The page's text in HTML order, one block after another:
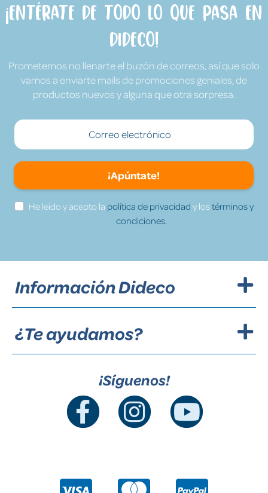
¡Entérate de todo lo que pasa en
Dideco!
Prometemos no llenarte el buzón de correos, así que solo
vamos a enviarte mails de promociones geniales, de
productos nuevos y alguna que otra sorpresa.
¡Apúntate!
He leído y acepto la política de privacidad y lostérminos y
condiciones.
Información Dideco
¿Te ayudamos?
¡Síguenos!